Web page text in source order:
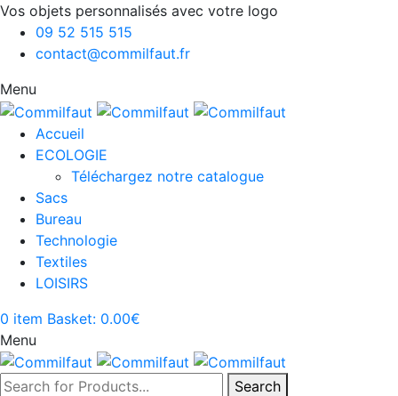
Vos objets personnalisés avec votre logo
09 52 515 515
contact@commilfaut.fr
Menu
Accueil
ECOLOGIE
Téléchargez notre catalogue
Sacs
Bureau
Technologie
Textiles
LOISIRS
0 item Basket: 0.00€
Menu
Search